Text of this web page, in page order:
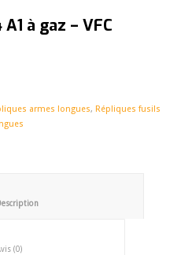
à gaz – VFC
armes longues, Répliques fusils
						Description
						Avis (0)